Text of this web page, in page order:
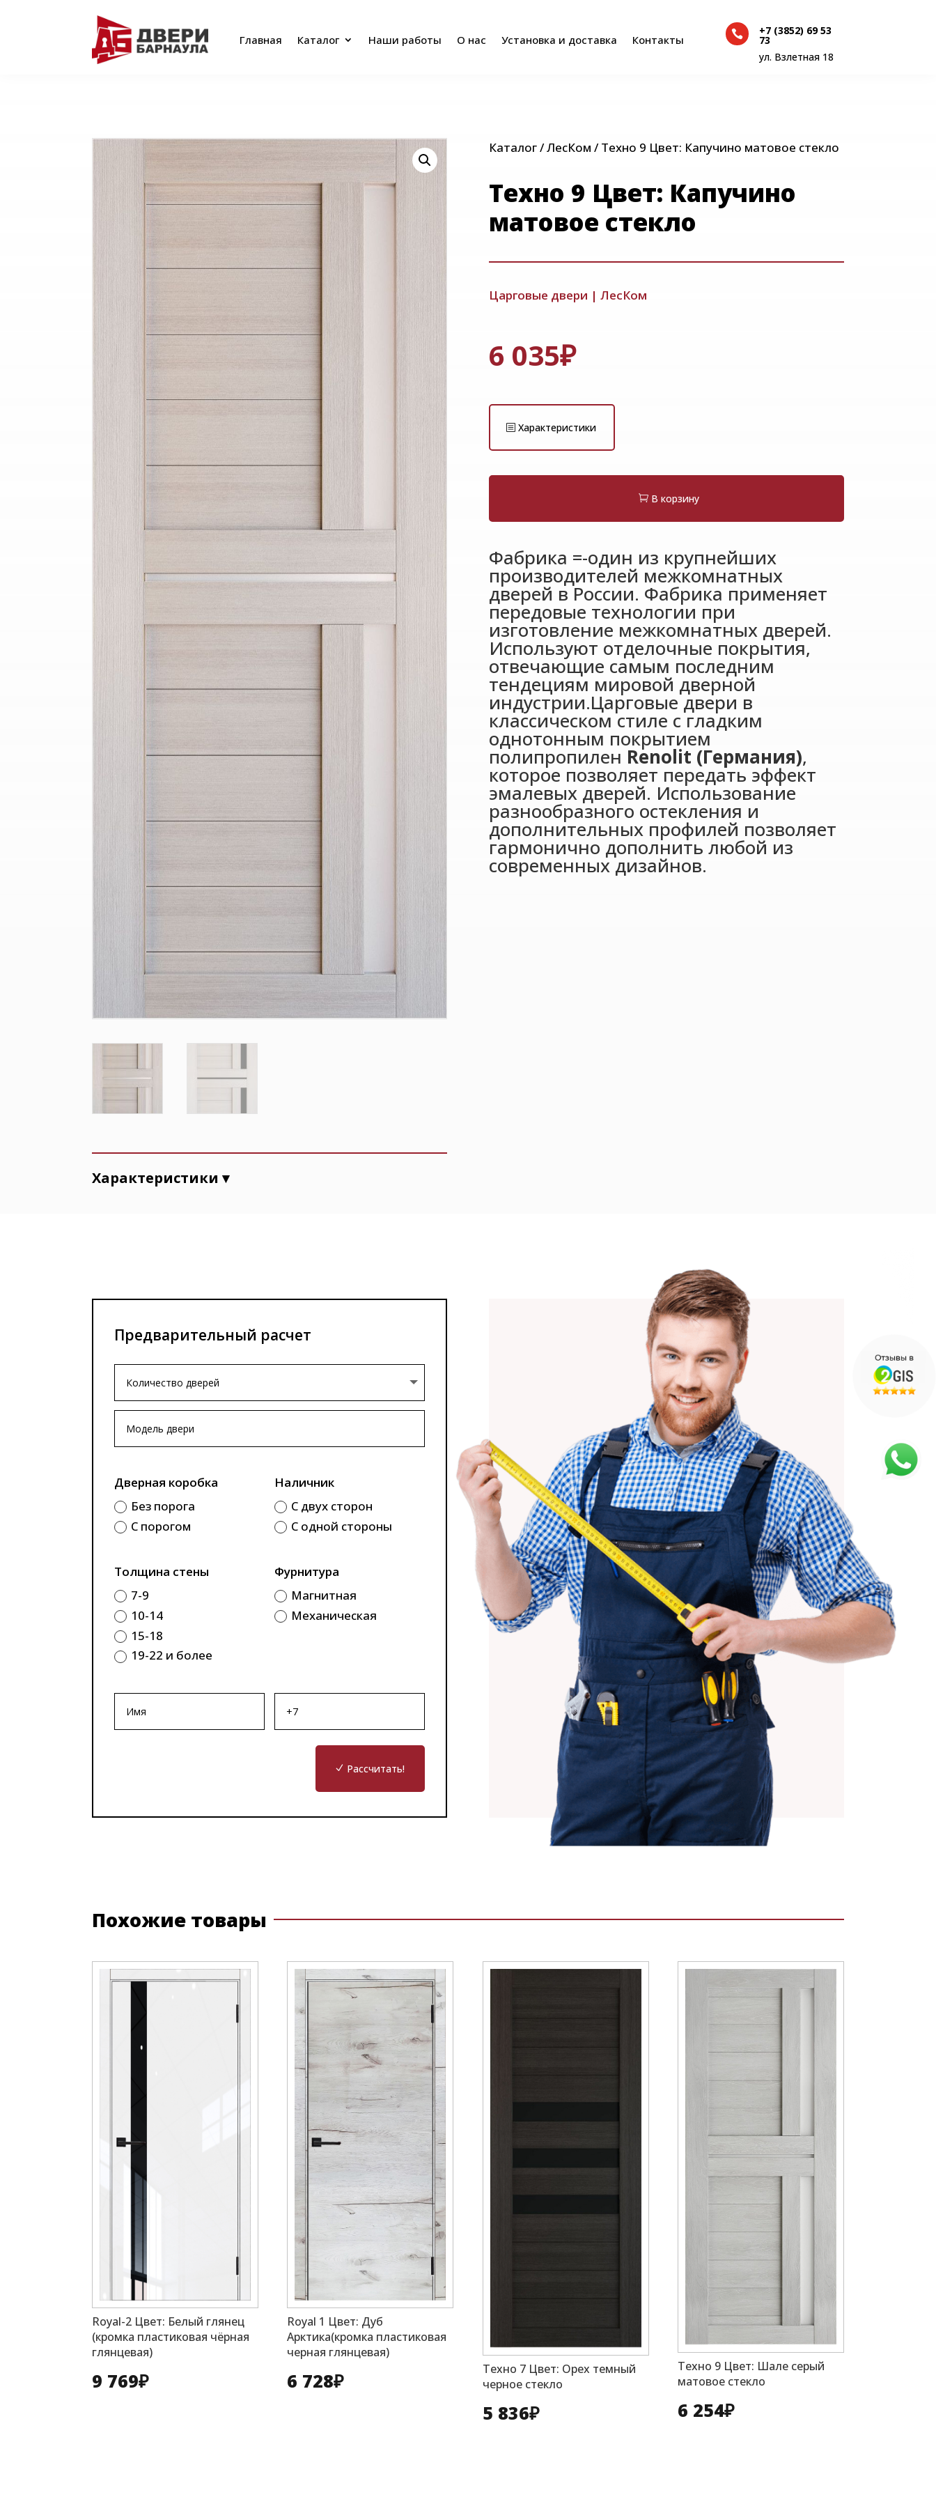
Главная Каталог Наши работы О нас Установка и доставка Контакты  +7 (3852) 69 53
73
ул. Взлетная 18
Наши работы 
73
Характеристики ▾
Каталог/ЛесКом / Техно 9 Цвет: Капучино матовое стекло
Техно 9 Цвет: Капучино
матовое стекло
Царговые двери | ЛесКом
6 035₽
Характеристики
В корзину
Фабрика =-один из крупнейших
производителей межкомнатных
дверей в России. Фабрика применяет
передовые технологии при
изготовление межкомнатных дверей.
Используют отделочные покрытия,
отвечающие самым последним
тендециям мировой дверной
индустрии.Царговые двери в
классическом стиле с гладким
однотонным покрытием
полипропилен Renolit (Германия),
которое позволяет передать эффект
эмалевых дверей. Использование
разнообразного остекления и
дополнительных профилей позволяет
гармонично дополнить любой из
современных дизайнов.
Предварительный расчет
Дверная коробка
Без порога
С порогом
Наличник
С двух сторон
С одной стороны
Толщина стены
7-9
10-14
15-18
19-22 и более
Фурнитура
Магнитная
Механическая
Рассчитать!
Похожие товары
Royal-2 Цвет: Белый глянец
(кромка пластиковая чёрная
глянцевая)
9 769₽
Royal 1 Цвет: Дуб
Арктика(кромка пластиковая
черная глянцевая)
6 728₽
Техно 7 Цвет: Орех темный
черное стекло
5 836₽
Техно 9 Цвет: Шале серый
матовое стекло
6 254₽